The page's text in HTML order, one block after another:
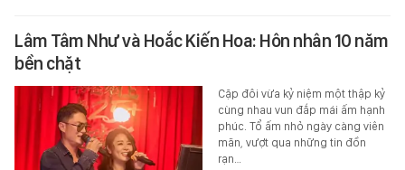
Lâm Tâm Như và Hoắc Kiến Hoa: Hôn nhân 10 năm
bền chặt
Cặp đôi vừa kỷ niệm một thập kỷ
cùng nhau vun đắp mái ấm hạnh
phúc. Tổ ấm nhỏ ngày càng viên
mãn, vượt qua những tin đồn
rạn…